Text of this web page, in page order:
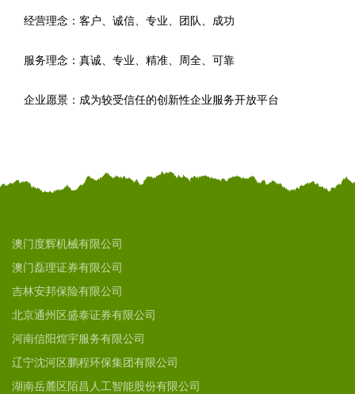
经营理念：客户、诚信、专业、团队、成功
服务理念：真诚、专业、精准、周全、可靠
企业愿景：成为较受信任的创新性企业服务开放平台
澳门度辉机械有限公司
澳门磊理证券有限公司
吉林安邦保险有限公司
北京通州区盛泰证券有限公司
河南信阳煌宇服务有限公司
辽宁沈河区鹏程环保集团有限公司
湖南岳麓区陌昌人工智能股份有限公司